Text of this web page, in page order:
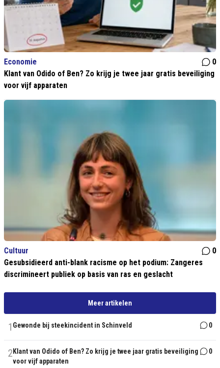
Economie
0
Klant van Odido of Ben? Zo krijg je twee jaar gratis beveiliging
voor vijf apparaten
Cultuur
0
Gesubsidieerd anti-blank racisme op het podium: Zangeres
discrimineert publiek op basis van ras en geslacht
Meer artikelen
1 Gewonde bij steekincident in Schinveld 0
2 Klant van Odido of Ben? Zo krijg je twee jaar gratis beveiliging
voor vijf apparaten
0